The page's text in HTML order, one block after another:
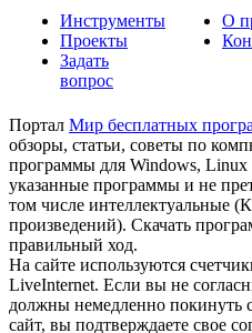
Инструменты
Проекты
Задать
вопрос
О
Портал Мир бесплатных
обзоры, статьи, советы по
программы для Windows,
указанные программы и не
том числе интеллектуальные
произведений). Скачать
правильный ход.
На сайте используются
LiveInternet. Если вы не
должны немедленно покинуть
сайт, вы подтверждаете свое